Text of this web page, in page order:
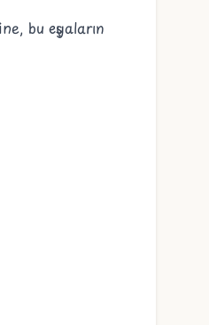
bu eşyaların